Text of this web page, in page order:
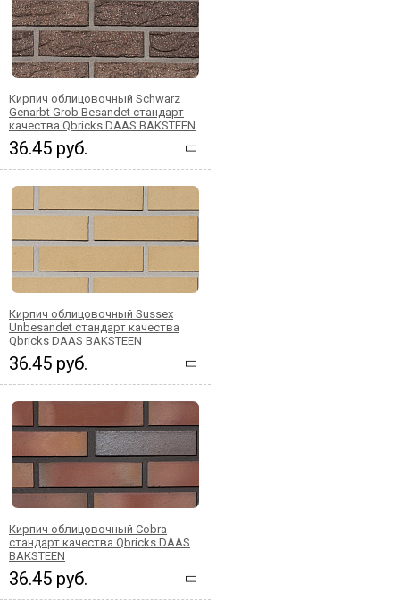
Кирпич облицовочный Schwarz
Genarbt Grob Besandet стандарт
качества Qbricks DAAS BAKSTEEN
36.45 руб.
Кирпич облицовочный Sussex
Unbesandet стандарт качества
Qbricks DAAS BAKSTEEN
36.45 руб.
Кирпич облицовочный Cobra
стандарт качества Qbricks DAAS
BAKSTEEN
36.45 руб.